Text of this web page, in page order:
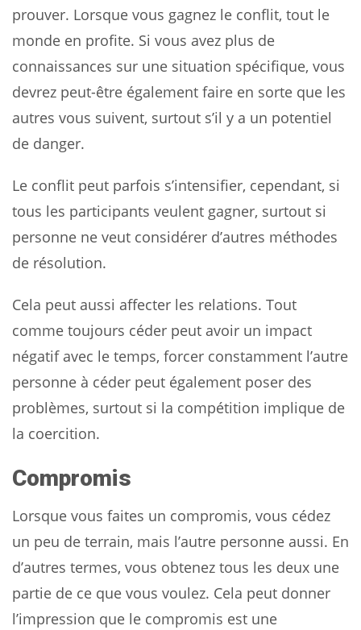
prouver. Lorsque vous gagnez le conflit, tout le
monde en profite. Si vous avez plus de
connaissances sur une situation spécifique, vous
devrez peut-être également faire en sorte que les
autres vous suivent, surtout s’il y a un potentiel
de danger.
Le conflit peut parfois s’intensifier, cependant, si
tous les participants veulent gagner, surtout si
personne ne veut considérer d’autres méthodes
de résolution.
Cela peut aussi affecter les relations. Tout
comme toujours céder peut avoir un impact
négatif avec le temps, forcer constamment l’autre
personne à céder peut également poser des
problèmes, surtout si la compétition implique de
la coercition.
Compromis
Lorsque vous faites un compromis, vous cédez
un peu de terrain, mais l’autre personne aussi. En
d’autres termes, vous obtenez tous les deux une
partie de ce que vous voulez. Cela peut donner
l’impression que le compromis est une